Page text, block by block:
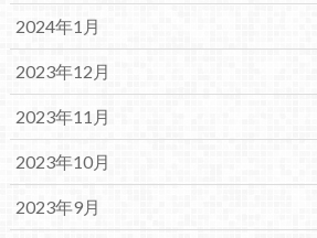
2024年1月
2023年12月
2023年11月
2023年10月
2023年9月